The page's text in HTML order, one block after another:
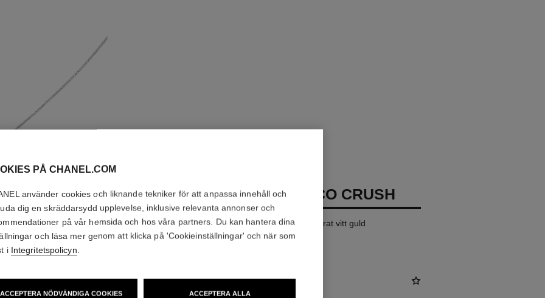
HALSBAND COCO CRUSH
Kviltat motiv, liten modell, 18 karat vitt guld
Se detaljer
33 500 SEK*
PÅ CHANEL.COM
använder cookies och liknande tekniker för att anpassa innehåll och
dig en skräddarsydd upplevelse, inklusive relevanta annonser och
på vår hemsida och hos våra partners. Du kan hantera dina
och läsa mer genom att klicka på 'Cookieinställningar' och när som
i Integritetspolicyn
ACCEPTERA NÖDVÄNDIGA COOKIES ACCEPTERA ALLA